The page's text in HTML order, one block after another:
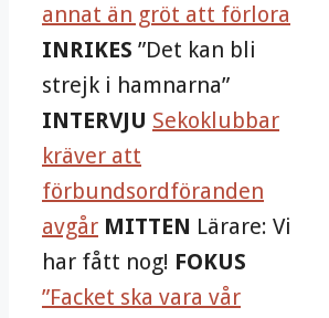
annat än gröt att förlora
INRIKES ”Det kan bli
strejk i hamnarna”
INTERVJU Sekoklubbar
kräver att
förbundsordföranden
avgår MITTEN Lärare: Vi
har fått nog! FOKUS
”Facket ska vara vår